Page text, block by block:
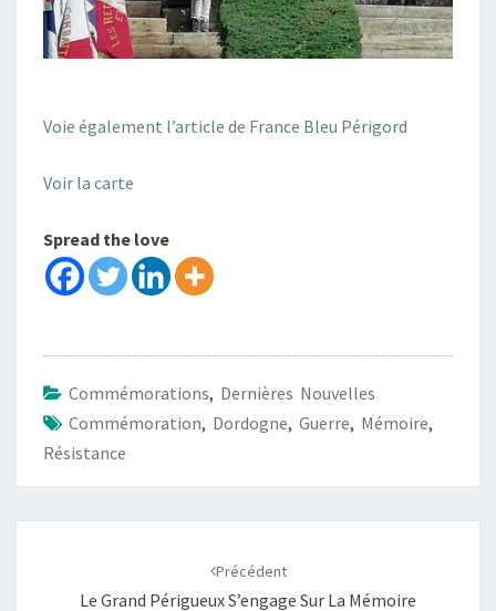
Voie également l’article de France Bleu Périgord
Voir la carte
Spread the love
Commémorations, Dernières Nouvelles
Commémoration, Dordogne, Guerre, Mémoire,
Résistance
Précédent
Le Grand Périgueux S’engage Sur La Mémoire